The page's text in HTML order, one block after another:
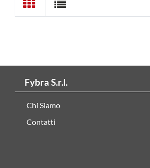
Fybra S.r.l.
Chi Siamo
Contatti